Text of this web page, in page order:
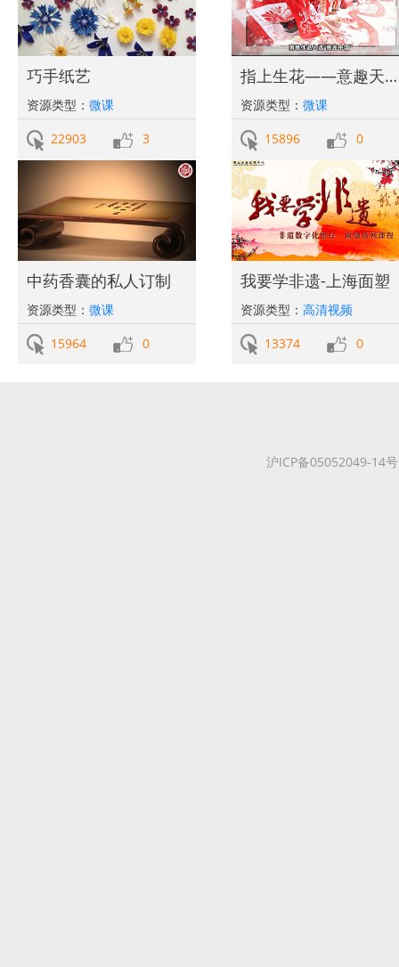
巧手纸艺
资源类型： 微课
22903
3
指上生花——意趣天成的撕纸艺术
资源类型： 微课
15896
0
中药香囊的私人订制
资源类型： 微课
15964
0
我要学非遗-上海面塑
资源类型： 高清视频
13374
0
沪ICP备05052049-14号